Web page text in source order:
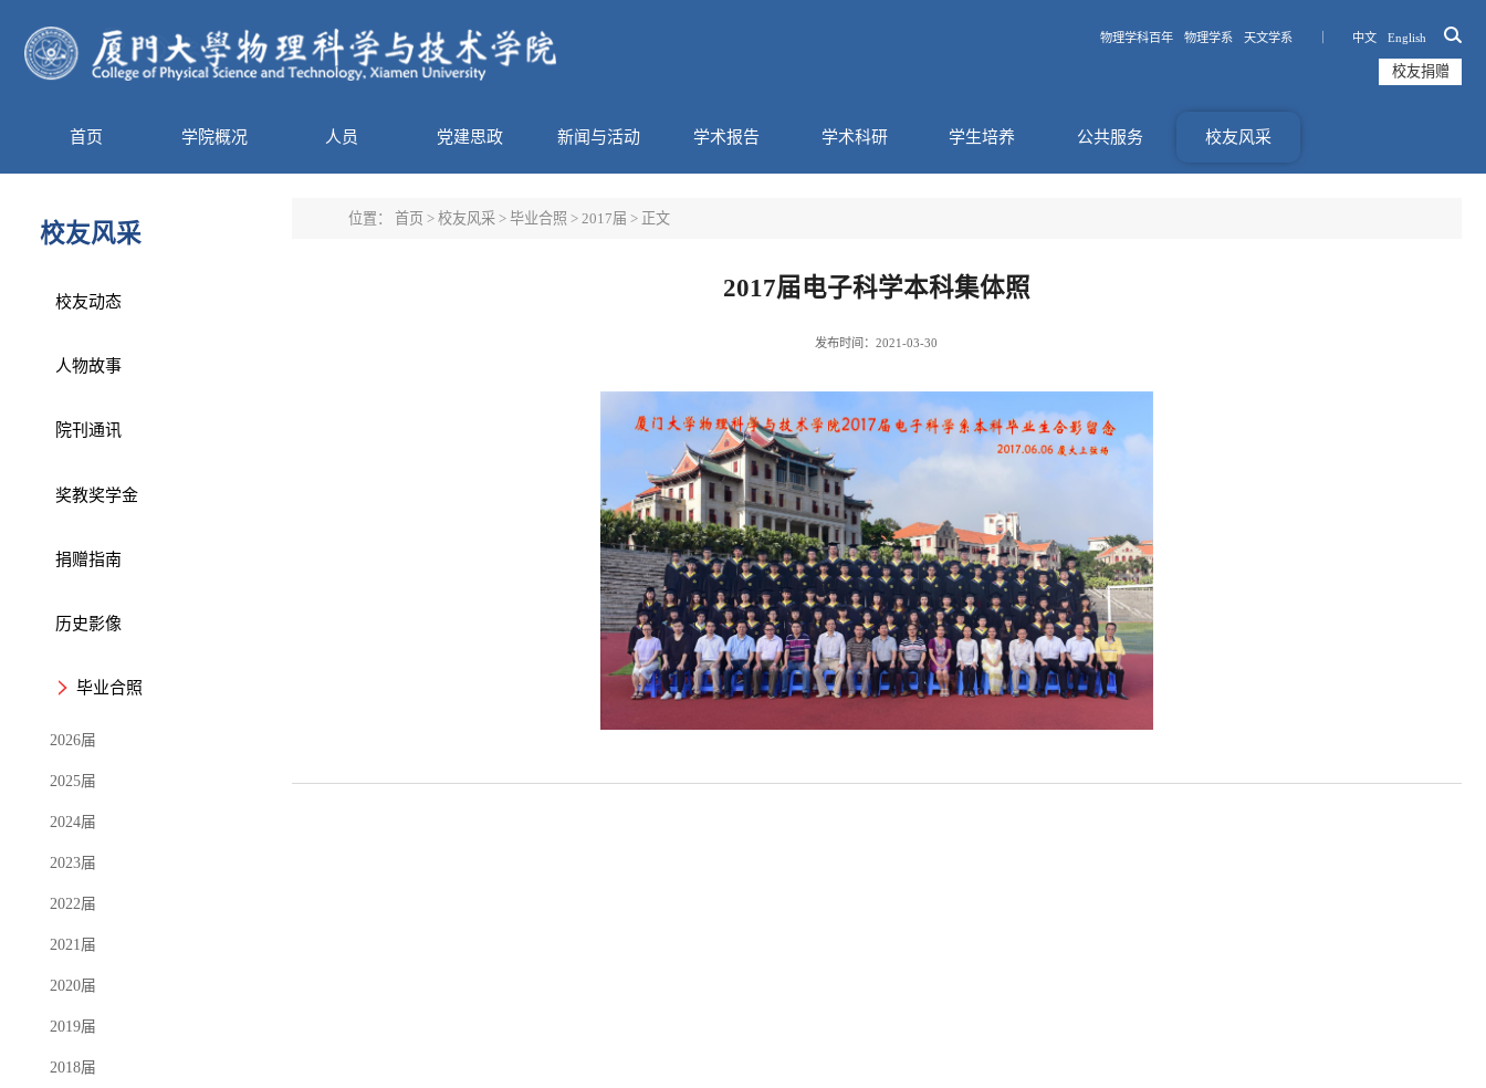
物理学科百年 物理学系 天文学系 ｜ 中文 English
校友捐赠
首页 学院概况 人员 党建思政 新闻与活动 学术报告 学术科研 学生培养 公共服务 校友风采
校友风采
校友动态
人物故事
院刊通讯
奖教奖学金
捐赠指南
历史影像
毕业合照
2026届
2025届
2024届
2023届
2022届
2021届
2020届
2019届
2018届
位置： 首页 > 校友风采> 毕业合照 > 2017届 > 正文
2017届电子科学本科集体照
发布时间：2021-03-30